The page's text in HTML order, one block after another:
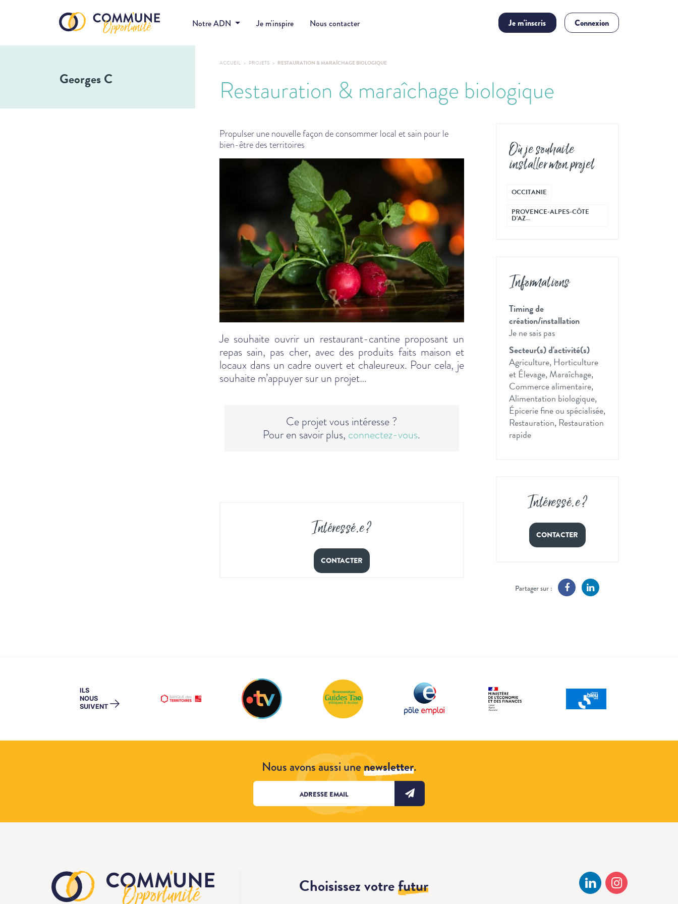
Notre ADN Je m'inspire Nous contacter Je m'inscris Connexion
Georges C
ACCUEIL PROJETS RESTAURATION & MARAÎCHAGE BIOLOGIQUE
Restauration & maraîchage biologique
Propulser une nouvelle façon de consommer local et sain pour le
bien-être des territoires
Je souhaite ouvrir un restaurant-cantine proposant un
repas sain, pas cher, avec des produits faits maison et
locaux dans un cadre ouvert et chaleureux. Pour cela, je
souhaite m’appuyer sur un projet…
Ce projet vous intéresse ?
Pour en savoir plus, connectez-vous.
Intéressé.e ?
CONTACTER
Où je souhaite
installer mon projet
OCCITANIE
PROVENCE-ALPES-CÔTE
D'AZ…
Informations
Timing de
création/installation
Je ne sais pas
Secteur(s) d'activité(s)
Agriculture, Horticulture
et Élevage, Maraîchage,
Commerce alimentaire,
Alimentation biologique,
Épicerie fine ou spécialisée,
Restauration, Restauration
rapide
Intéressé.e ?
CONTACTER
Partager sur :
ILS
NOUS
SUIVENT →
Nous avons aussi unenewsletter.
Choisissez votrefutur